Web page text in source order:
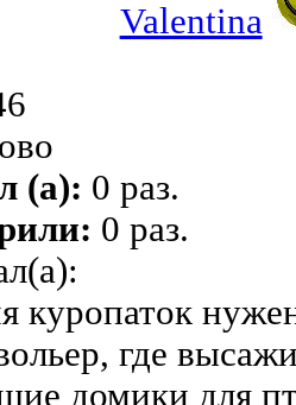
Valentina
(а): 0 раз.
0 раз.
куропаток
где
домики для